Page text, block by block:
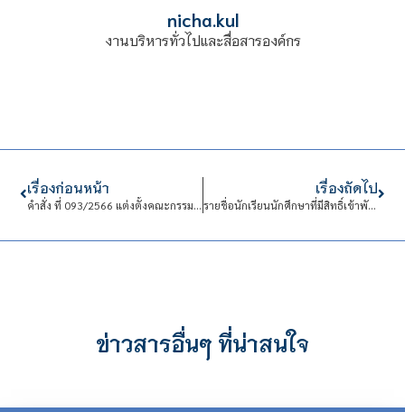
nicha.kul
งานบริหารทั่วไปและสื่อสารองค์กร
เรื่องก่อนหน้า
คำสั่ง ที่ 093/2566 แต่งตั้งคณะกรรมการประสานงานอาจารย์ที่ปรึกษากัลยาณมิตร และอาจารย์ที่ปรึกษากัลยาณมิตร ประจำปีการศึกษา 2566
เรื่องถัดไป
รายชื่อนักเรียนนักศึกษาที่มีสิทธิ์เข้าพักในหอพักนักเรียนนักศึกษา สถาบันเทคโนโลยีจิตรลดา ประจำปีการศึกษา 2566 (ภาคฤดูร้อน)
ข่าวสารอื่นๆ ที่น่าสนใจ